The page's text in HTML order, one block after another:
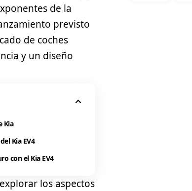
de la
previsto
de coches
y un diseño
Kia
Kia EV4
con el Kia EV4
los aspectos